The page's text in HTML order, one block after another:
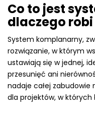
Co to jest
dlaczego
System komplanarny,
rozwiązanie, w którym
ustawiają się w jednej,
przesunięć ani
nadaje całej
dla projektów, w